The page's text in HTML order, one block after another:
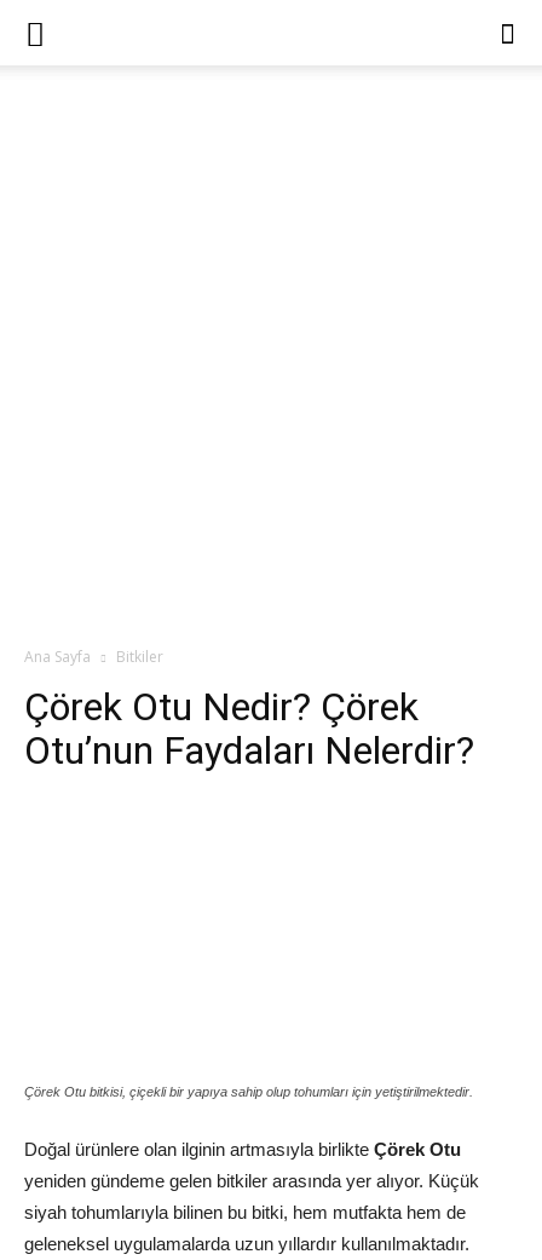
Ana Sayfa Bitkiler
Çörek Otu Nedir? Çörek
Otu’nun Faydaları Nelerdir?
Çörek Otu bitkisi, çiçekli bir yapıya sahip olup tohumları için yetiştirilmektedir.
Doğal ürünlere olan ilginin artmasıyla birlikte Çörek Otu
yeniden gündeme gelen bitkiler arasında yer alıyor. Küçük
siyah tohumlarıyla bilinen bu bitki, hem mutfakta hem de
geleneksel uygulamalarda uzun yıllardır kullanılmaktadır.